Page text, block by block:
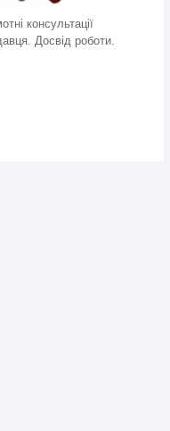
консультації
Досвід роботи.